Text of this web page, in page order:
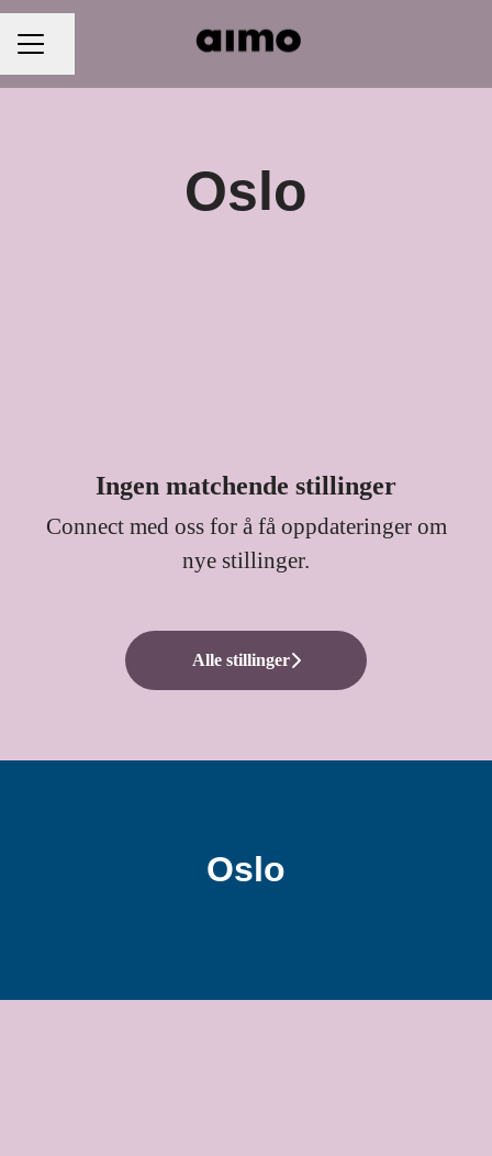
KARRIEREMENY
Del siden
Oslo
Ingen matchende stillinger
Connect med ossfor å få oppdateringer om
nye stillinger.
Alle stillinger
Oslo